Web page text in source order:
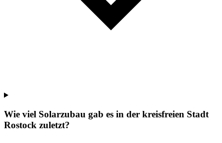
Wie viel Solarzubau gab es in der kreisfreien Stadt
Rostock zuletzt?